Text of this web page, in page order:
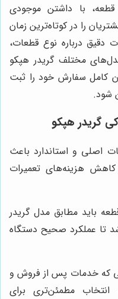
با داشتن موجودی
را در کوتاه‌ترین زمان
دقیق درباره نوع قطعات،
مختلف گريدر هپكو
کامل سفارش خود را ثبت
شود.
گريدر هپكو
اصلی و استاندارد باعث
هزینه‌های تعمیرات
باید مطابق مدل گريدر
تا عملکرد صحیح دستگاه
که خدمات پس از فروش و
انتخاب مطمئن‌تری برای